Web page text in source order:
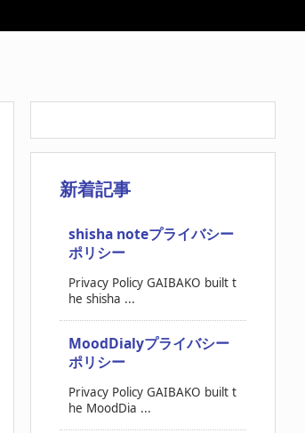
新着記事
shisha noteプライバシー
ポリシー
Privacy Policy GAIBAKO built t
he shisha ...
MoodDialyプライバシー
ポリシー
Privacy Policy GAIBAKO built t
he MoodDia ...